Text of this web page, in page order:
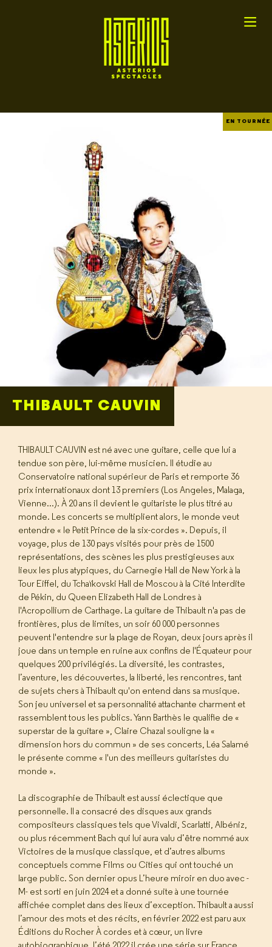
EN TOURNÉE
THIBAULT CAUVIN
THIBAULT CAUVIN est né avec une guitare, celle que lui a
tendue son père, lui-même musicien. Il étudie au
Conservatoire national supérieur de Paris et remporte 36
prix internationaux dont 13 premiers (Los Angeles, Malaga,
Vienne...). À 20 ans il devient le guitariste le plus titré au
monde. Les concerts se multiplient alors, le monde veut
entendre « le Petit Prince de la six-cordes ». Depuis, il
voyage, plus de 130 pays visités pour près de 1500
représentations, des scènes les plus prestigieuses aux
lieux les plus atypiques, du Carnegie Hall de New York à la
Tour Eiffel, du Tchaïkovski Hall de Moscou à la Cité Interdite
de Pékin, du Queen Elizabeth Hall de Londres à
l'Acropollium de Carthage. La guitare de Thibault n'a pas de
frontières, plus de limites, un soir 60 000 personnes
peuvent l'entendre sur la plage de Royan, deux jours après il
joue dans un temple en ruine aux confins de l'Équateur pour
quelques 200 privilégiés. La diversité, les contrastes,
l’aventure, les découvertes, la liberté, les rencontres, tant
de sujets chers à Thibault qu'on entend dans sa musique.
Son jeu universel et sa personnalité attachante charment et
rassemblent tous les publics. Yann Barthès le qualifie de «
superstar de la guitare », Claire Chazal souligne la «
dimension hors du commun » de ses concerts, Léa Salamé
le présente comme « l'un des meilleurs guitaristes du
monde ».
La discographie de Thibault est aussi éclectique que
personnelle. Il a consacré des disques aux grands
compositeurs classiques tels que Vivaldi, Scarlatti, Albéniz,
ou plus récemment Bach qui lui aura valu d’être nommé aux
Victoires de la musique classique, et d’autres albums
conceptuels comme Films ou Cities qui ont touché un
large public. Son dernier opus L’heure miroir en duo avec -
M- est sorti en juin 2024 et a donné suite à une tournée
affichée complet dans des lieux d’exception. Thibault a aussi
l’amour des mots et des récits, en février 2022 est paru aux
Éditions du Rocher À cordes et à cœur, un livre